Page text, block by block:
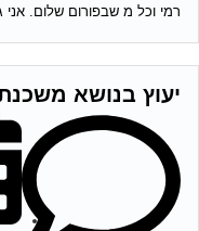
רמי וכל מ שבפורום שלום. אני
יעוץ בנושא